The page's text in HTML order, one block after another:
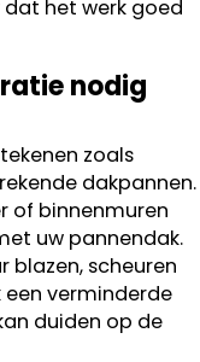
het werk goed
nodig
zoals
dakpannen.
of binnenmuren
uw pannendak.
blazen, scheuren
verminderde
duiden op de